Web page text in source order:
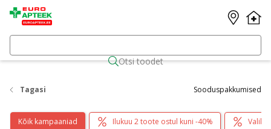
Otsi toodet
Tagasi Sooduspakkumised
Kõik kampaaniad Ilukuu 2 toote ostul kuni -40% Valik